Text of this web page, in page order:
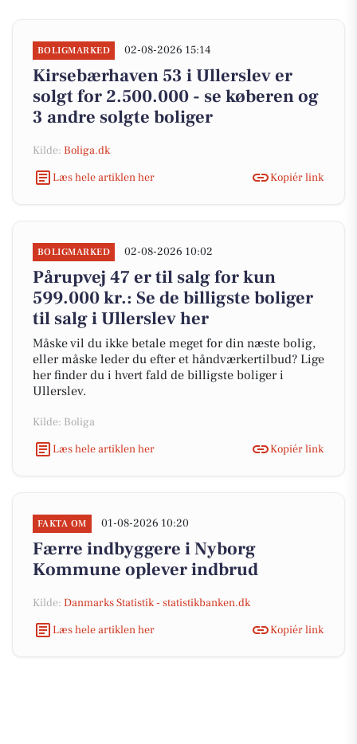
BOLIGMARKED 02-08-2026 15:14
Kirsebærhaven 53 i Ullerslev er
solgt for 2.500.000 - se køberen og
3 andre solgte boliger
Kilde: Boliga.dk
Læs hele artiklen her
Kopiér link
BOLIGMARKED 02-08-2026 10:02
Pårupvej 47 er til salg for kun
599.000 kr.: Se de billigste boliger
til salg i Ullerslev her
Måske vil du ikke betale meget for din næste bolig,
eller måske leder du efter et håndværkertilbud? Lige
her finder du i hvert fald de billigste boliger i
Ullerslev.
Kilde: Boliga
Læs hele artiklen her
Kopiér link
FAKTA OM 01-08-2026 10:20
Færre indbyggere i Nyborg
Kommune oplever indbrud
Kilde: Danmarks Statistik - statistikbanken.dk
Læs hele artiklen her
Kopiér link